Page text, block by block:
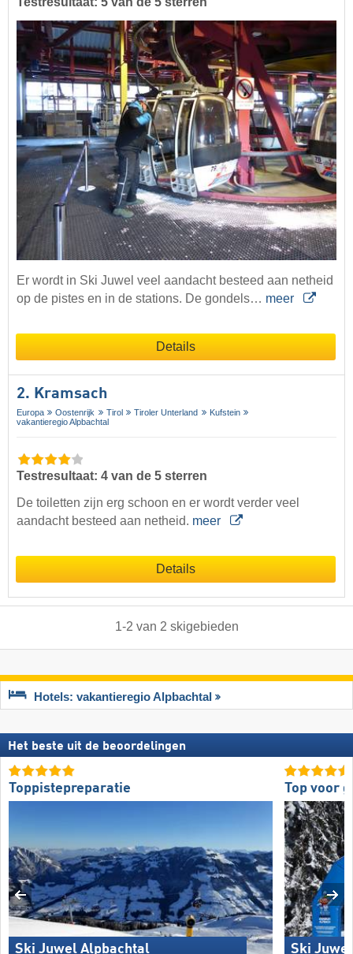
Er wordt in Ski Juwel veel aandacht besteed aan netheid
op de pistes en in de stations. De gondels… meer
Details
2. Kramsach
Europa Oostenrijk Tirol Tiroler Unterland
Kufstein
vakantieregio Alpbachtal
Testresultaat: 4 van de 5 sterren
De toiletten zijn erg schoon en er wordt verder veel
aandacht besteed aan netheid. meer
Details
1-2 van 2 skigebieden
Hotels: vakantieregio Alpbachtal
Het beste uit de beoordelingen
Toppistepreparatie
Ski Juwel Alpbachtal
Top voor
Ski